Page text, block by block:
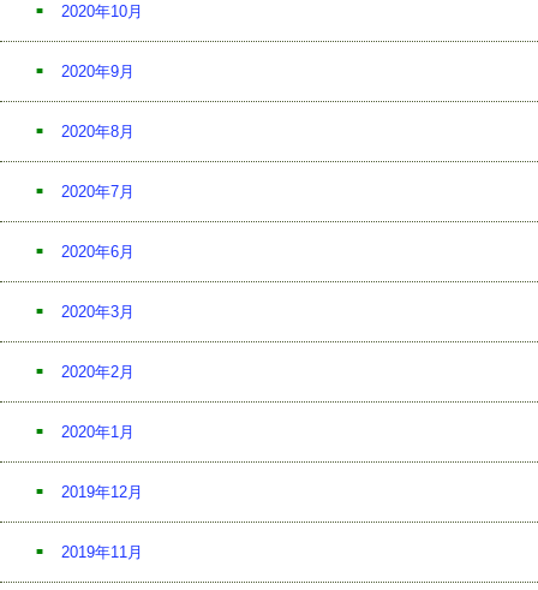
2020年10月
2020年9月
2020年8月
2020年7月
2020年6月
2020年3月
2020年2月
2020年1月
2019年12月
2019年11月